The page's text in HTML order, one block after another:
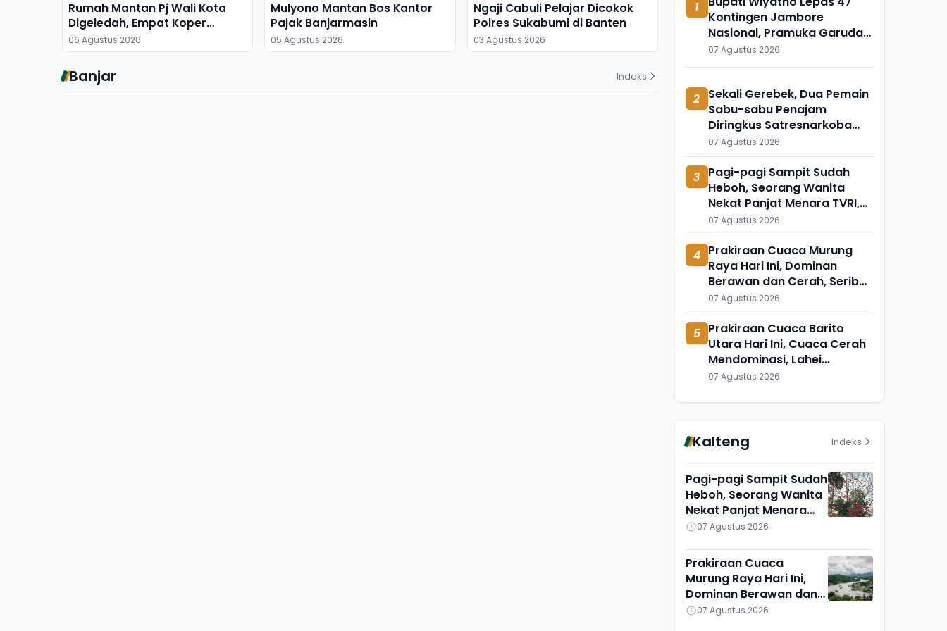
Rumah Mantan Pj Wali Kota
Digeledah, Empat Koper
Dibawa
06 Agustus 2026
Mulyono Mantan Bos Kantor
Pajak Banjarmasin
05 Agustus 2026
Ngaji Cabuli Pelajar Dicokok
Polres Sukabumi di Banten
03 Agustus 2026
Meninggal Mendadak, Ada
31 Juli 2026
Banjar Indeks
1
Kontingen Jambore
Nasional, Pramuka Garuda
Turut Dilantik
07 Agustus 2026
2 Sekali Gerebek, Dua Pemain
Sabu-sabu Penajam
Diringkus Satresnarkoba
Polres PPU
07 Agustus 2026
3 Pagi-pagi Sampit Sudah
Heboh, Seorang Wanita
Nekat Panjat Menara TVRI,
Mau Apa?
07 Agustus 2026
4 Prakiraan Cuaca Murung
Raya Hari Ini, Dominan
Berawan dan Cerah, Seribu
Riam Paling Adem
07 Agustus 2026
5 Prakiraan Cuaca Barito
Utara Hari Ini, Cuaca Cerah
Mendominasi, Lahei
Berbeda Sendiri
07 Agustus 2026
Kalteng Indeks
Pagi-pagi Sampit Sudah
Heboh, Seorang Wanita
Nekat Panjat Menara
TVRI, Mau Apa?
07 Agustus 2026
Prakiraan Cuaca
Murung Raya Hari Ini,
Dominan Berawan dan
Cerah, Seribu Riam
07 Agustus 2026